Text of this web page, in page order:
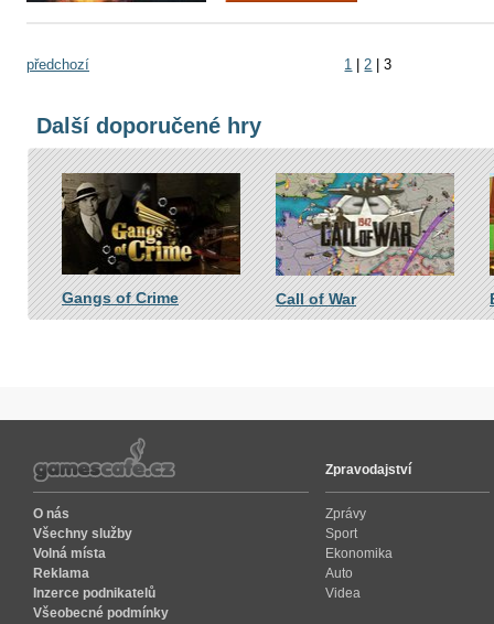
předchozí 1 |2 |3
Další doporučené hry
Gangs of Crime Call of War
O nás
Všechny služby
Volná místa
Reklama
Inzerce podnikatelů
Všeobecné podmínky
Zpravodajství
Zprávy
Sport
Ekonomika
Auto
Videa